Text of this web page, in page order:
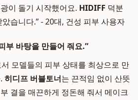
이 돌기 시작했어요. HIDIFF 덕분
습니다.” - 20대, 건성 피부 사용자
부 바탕을 만들어 줘요.”
모델들의 피부 상태를 최상으로 만
히디프 버블토너는 끈적임 없이 산뜻
결을 매끈하게 정돈해 줘서 메이크